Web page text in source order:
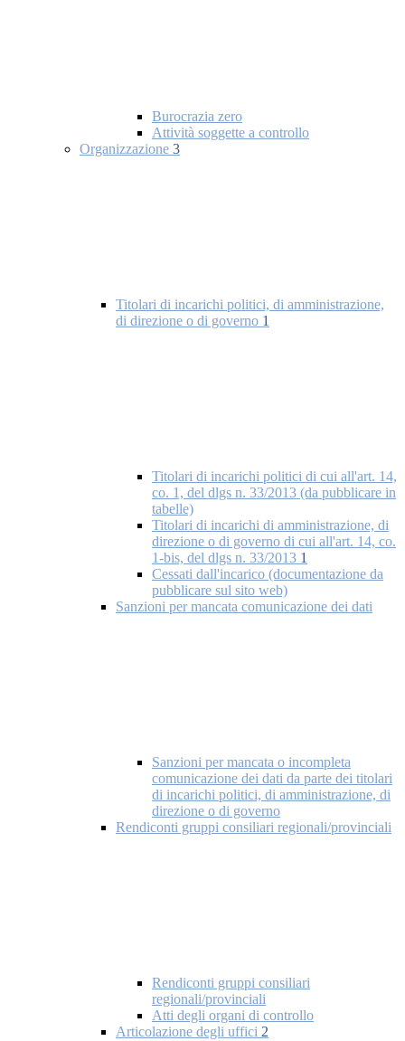
Burocrazia zero
Attività soggette a controllo
Organizzazione 3
Titolari di incarichi politici, di amministrazione,
di direzione o di governo 1
Titolari di incarichi politici di cui all'art. 14,
co. 1, del dlgs n. 33/2013 (da pubblicare in
tabelle)
Titolari di incarichi di amministrazione, di
direzione o di governo di cui all'art. 14, co.
1-bis, del dlgs n. 33/2013 1
Cessati dall'incarico (documentazione da
pubblicare sul sito web)
Sanzioni per mancata comunicazione dei dati
Sanzioni per mancata o incompleta
comunicazione dei dati da parte dei titolari
di incarichi politici, di amministrazione, di
direzione o di governo
Rendiconti gruppi consiliari regionali/provinciali
Rendiconti gruppi consiliari
regionali/provinciali
Atti degli organi di controllo
Articolazione degli uffici 2